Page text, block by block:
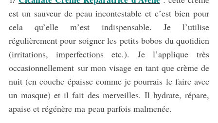
est un sauveur de peau incontestable et c’est bien pour
cela qu’elle m’est indispensable. Je l’utilise
régulièrement pour soigner les petits bobos du quotidien
(irritations, imperfections etc.). Je l’applique très
occasionnellement sur mon visage en tant que crème de
nuit (en couche épaisse comme je pourrais le faire avec
un masque) et il fait des merveilles. Il hydrate, répare,
apaise et régénère ma peau parfois malmenée.